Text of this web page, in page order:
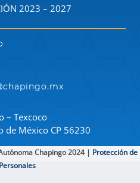
2023 – 2027
– Texcoco
de México CP 56230
Chapingo 2024 | Protección de